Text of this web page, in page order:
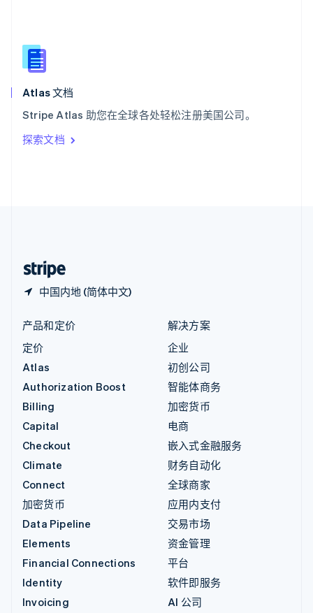
Atlas 文档
Stripe Atlas 助您在全球各处轻松注册美国公司。
探索文档
中国内地 (简体中文)
新西兰
English
匈牙利
English
ItalianoEnglish
印度
English
产品和定价
定价
Atlas
Authorization Boost
Billing
Capital
Checkout
Climate
Connect
加密货币
Data Pipeline
Elements
Financial Connections
Identity
Invoicing
解决方案
企业
初创公司
智能体商务
加密货币
电商
嵌入式金融服务
财务自动化
全球商家
应用内支付
交易市场
资金管理
平台
软件即服务
AI 公司